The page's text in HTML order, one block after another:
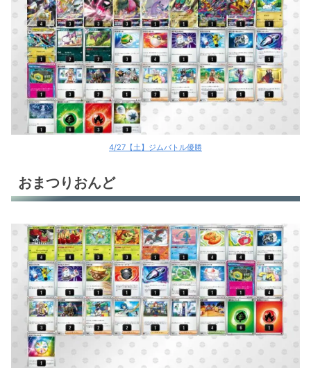
4/27【土】ジムバトル優勝
おまつりおんど